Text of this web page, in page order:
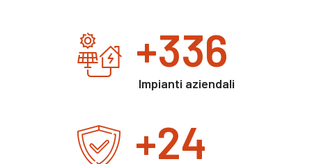
+350
Impianti aziendali
+25